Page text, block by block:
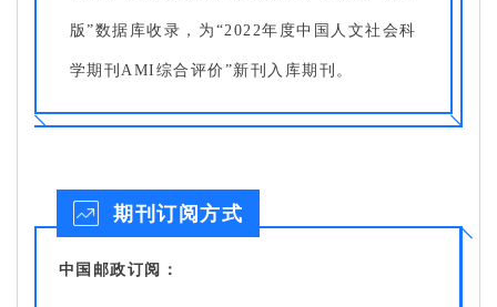
版”数据库收录，为“2022年度中国人文社会科
学期刊AMI综合评价”新刊入库期刊。
期刊订阅方式
中国邮政订阅：